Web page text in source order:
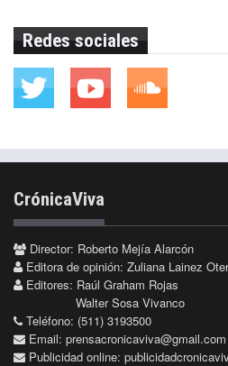
Redes sociales
CrónicaViva
Director: Roberto Mejía Alarcón
Editora de opinión: Zuliana Lainez
Editores: Raúl Graham Rojas
Walter Sosa Vivanco
Teléfono: (511) 3193500
Email: prensacronicaviva@gmail.com
Publicidad online: